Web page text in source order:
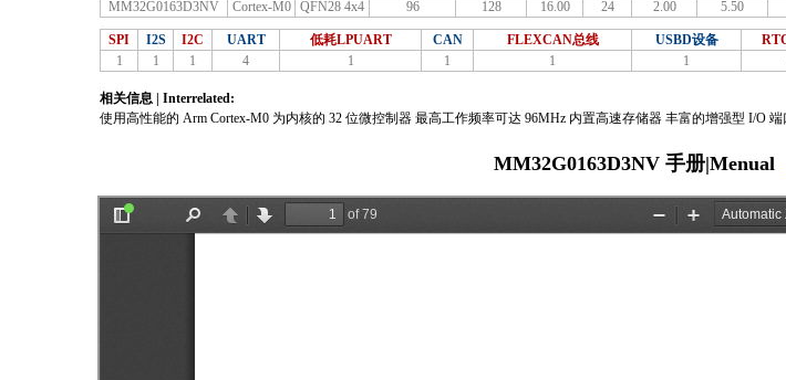
MM32G0163D3NV
Cortex-M0 QFN28 4x4 96 128 16.00 24 2.00 5.50
SPI I2S I2C UART 低耗LPUART CAN FLEXCAN总线 USBD设备
1
1 1 4 1 1 1 1
相关信息 | Interrelated:
使用高性能的 Arm Cortex-M0 为内核的 32 位微控制器 最高工作频率可达 96MHz 内置高速存储器 丰富的增强型 I/O 端
MM32G0163D3NV 手册|Menual